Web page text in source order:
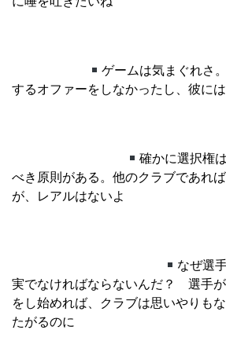
ゲームは気まぐれさ
するオファーをしなかったし、彼に
確かに選択権
べき原則がある。他のクラブであれ
が、レアルはないよ
なぜ選
実でなければならないんだ？ 選手
をし始めれば、クラブは思いやりも
たがるのに